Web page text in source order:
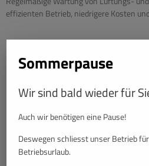
effizienten Betrieb, niedrigere Kosten
Sommerpause
Wir sind bald wieder für
Auch wir benötigen eine Pause!
Deswegen schliesst unser Betrieb
Betriebsurlaub.